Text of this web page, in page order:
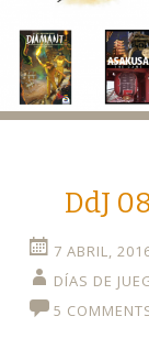
DdJ
7 ABRIL,
DÍAS DE
5